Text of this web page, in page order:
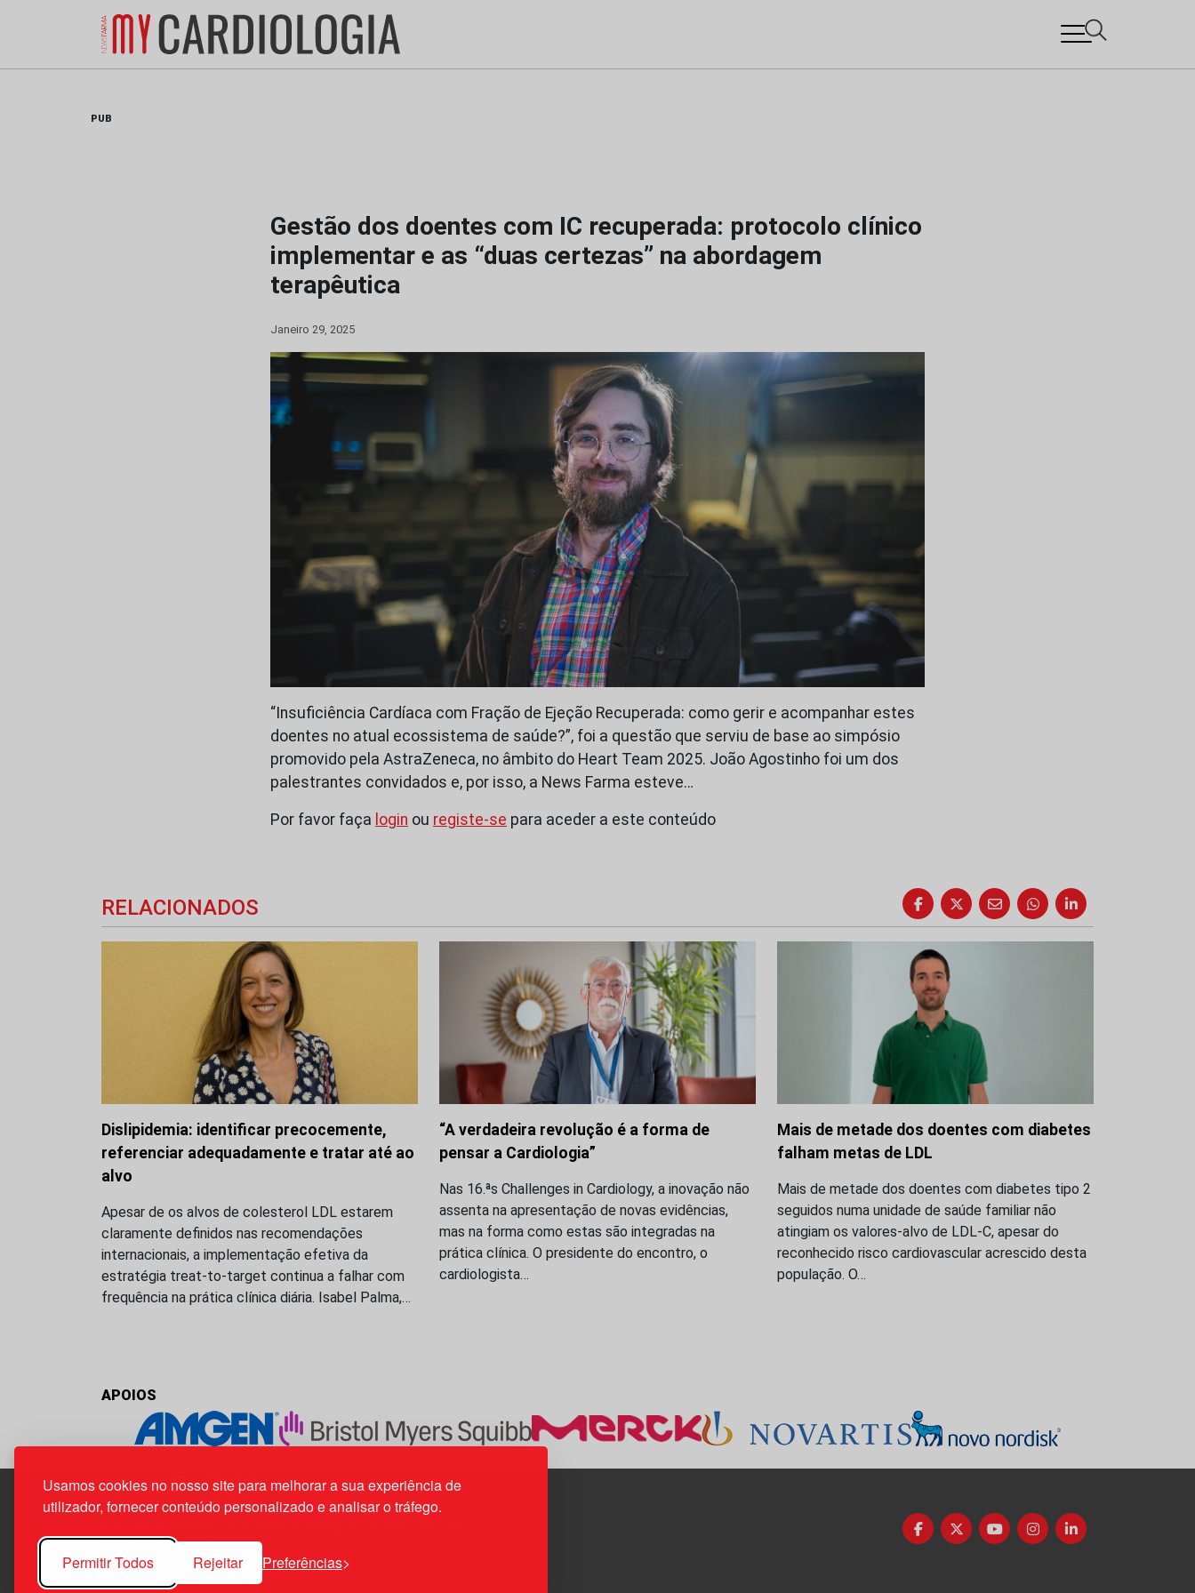
Usamos cookies no nosso site para melhorar a sua experiência de
utilizador, fornecer conteúdo personalizado e analisar o tráfego.
Permitir Todos Rejeitar Preferências
PUB
Gestão dos doentes com IC recuperada: protocolo clínico
implementar e as “duas certezas” na abordagem
terapêutica
Janeiro 29, 2025
“Insuficiência Cardíaca com Fração de Ejeção Recuperada: como gerir e acompanhar estes
doentes no atual ecossistema de saúde?”, foi a questão que serviu de base ao simpósio
promovido pela AstraZeneca, no âmbito do Heart Team 2025. João Agostinho foi um dos
palestrantes convidados e, por isso, a News Farma esteve…
Por favor faça login ou registe-se para aceder a este conteúdo
RELACIONADOS
Dislipidemia: identificar precocemente,
referenciar adequadamente e tratar até ao
alvo
Apesar de os alvos de colesterol LDL estarem
claramente definidos nas recomendações
internacionais, a implementação efetiva da
estratégia treat-to-target continua a falhar com
frequência na prática clínica diária. Isabel Palma,…
“A verdadeira revolução é a forma de
pensar a Cardiologia”
Nas 16.ªs Challenges in Cardiology, a inovação não
assenta na apresentação de novas evidências,
mas na forma como estas são integradas na
prática clínica. O presidente do encontro, o
cardiologista…
Mais de metade dos doentes com diabetes
falham metas de LDL
Mais de metade dos doentes com diabetes tipo 2
seguidos numa unidade de saúde familiar não
atingiam os valores-alvo de LDL-C, apesar do
reconhecido risco cardiovascular acrescido desta
população. O…
APOIOS
1800-282 Lisboa | Portugal
21 850 40 65